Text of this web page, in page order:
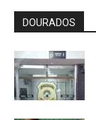
DOURADOS